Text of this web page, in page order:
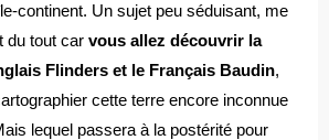
continent. Un sujet peu séduisant, me
du tout car vous allez découvrir la
Flinders et le Français Baudin,
cette terre encore inconnue
lequel passera à la postérité pour